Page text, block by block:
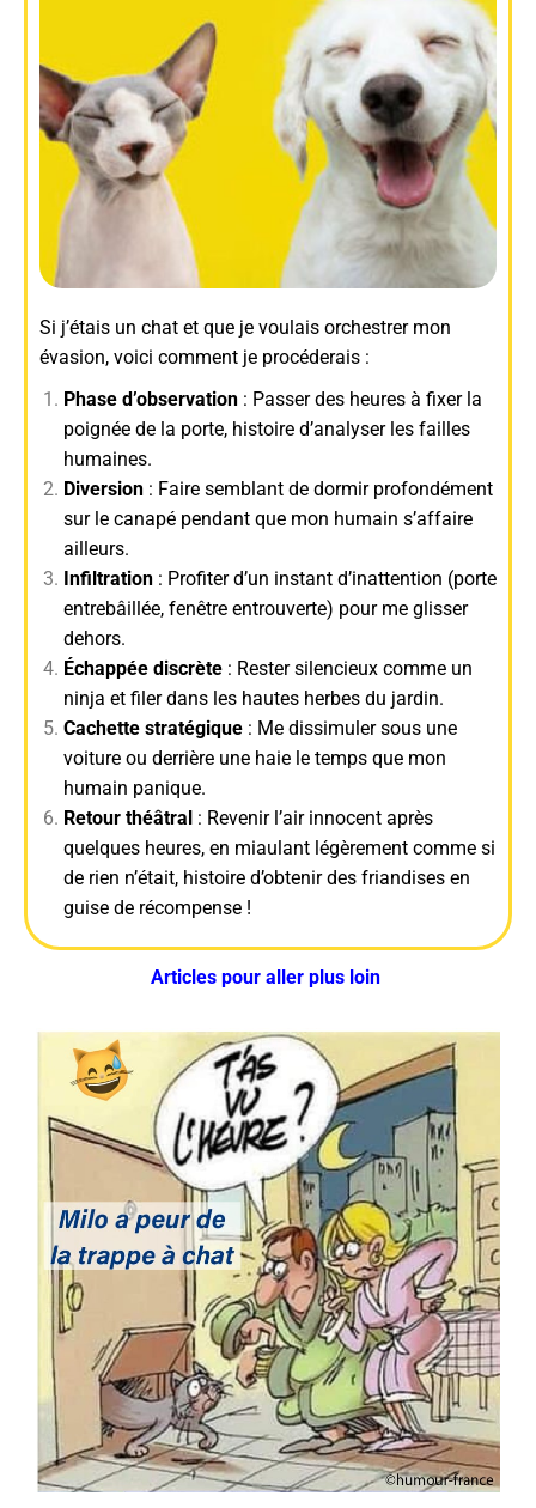
Si j’étais un chat et que je voulais orchestrer mon
évasion, voici comment je procéderais :
Phase d’observation : Passer des heures à fixer la
poignée de la porte, histoire d’analyser les failles
humaines.
Diversion : Faire semblant de dormir profondément
sur le canapé pendant que mon humain s’affaire
ailleurs.
Infiltration : Profiter d’un instant d’inattention (porte
entrebâillée, fenêtre entrouverte) pour me glisser
dehors.
Échappée discrète : Rester silencieux comme un
ninja et filer dans les hautes herbes du jardin.
Cachette stratégique : Me dissimuler sous une
voiture ou derrière une haie le temps que mon
humain panique.
Retour théâtral : Revenir l’air innocent après
quelques heures, en miaulant légèrement comme si
de rien n’était, histoire d’obtenir des friandises en
guise de récompense !
Articles pour aller plus loin